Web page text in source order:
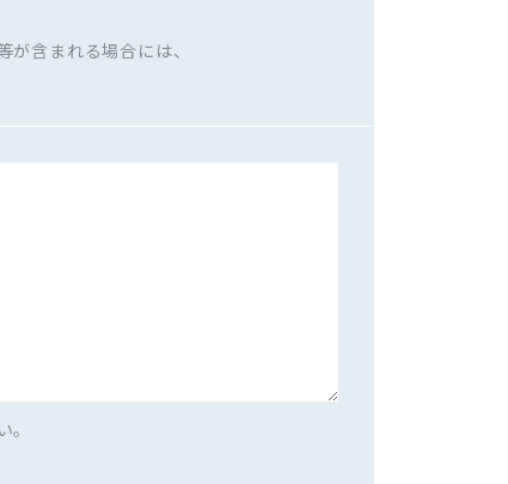
含まれる場合には、